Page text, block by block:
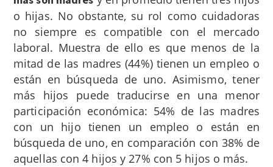
o hijas. No obstante, su rol como cuidadoras
no siempre es compatible con el mercado
laboral. Muestra de ello es que menos de la
mitad de las madres (44%) tienen un empleo o
están en búsqueda de uno. Asimismo, tener
más hijos puede traducirse en una menor
participación económica: 54% de las madres
con un hijo tienen un empleo o están en
búsqueda de uno, en comparación con 38% de
aquellas con 4 hijos y 27% con 5 hijos o más.